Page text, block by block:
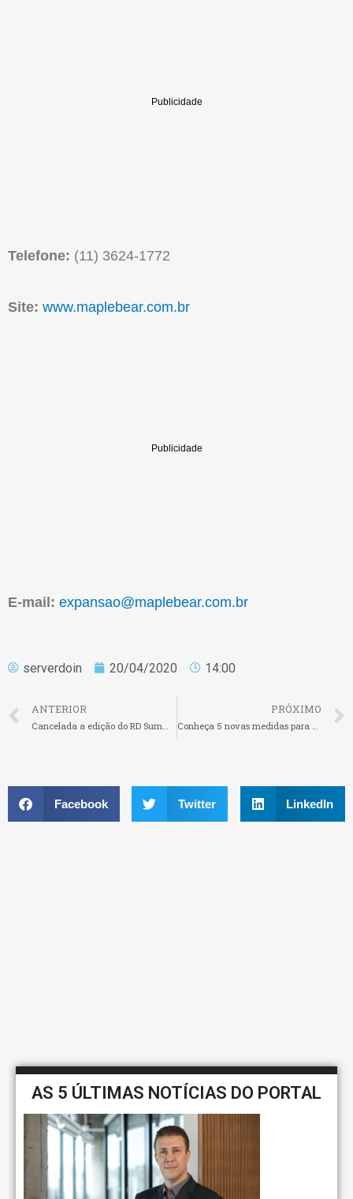
Telefone: (11) 3624-1772
Site: www.maplebear.com.br
E-mail: expansao@maplebear.com.br
serverdoin 20/04/2020 14:00
ANTERIOR PRÓXIMO
Facebook Twitter LinkedIn
AS 5 ÚLTIMAS NOTÍCIAS DO PORTAL